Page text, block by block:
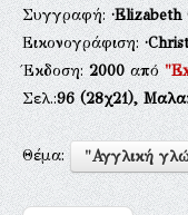
Συγγραφή:
Εικονογράφιση:
Έκδοση:2000από
Σελ.:96(28χ21),
Θέμα: "Αγγλική